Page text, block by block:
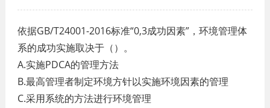
依据GB/T24001-2016标准“0,3成功因素”，环境管理体
系的成功实施取决于（）。
A.实施PDCA的管理方法
B.最高管理者制定环境方针以实施环境因素的管理
C.采用系统的方法进行环境管理